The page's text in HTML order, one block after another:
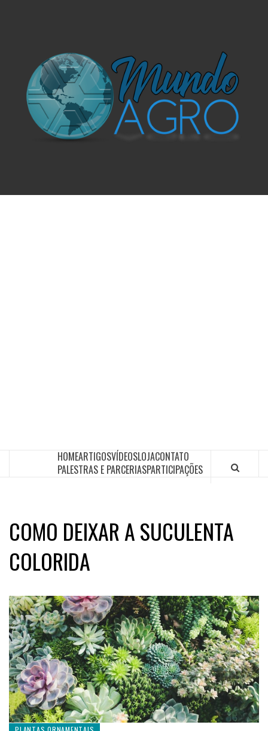
HOMEARTIGOSVÍDEOSLOJACONTATO
PALESTRAS E PARCERIASPARTICIPAÇÕES
COMO DEIXAR A SUCULENTA
COLORIDA